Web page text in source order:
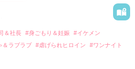
いたくないと思っていた哲平に
す。
てしまった。
＆社長 #身ごもり＆妊娠 #イケメン
＆ラブラブ #虐げられヒロイン
#ワンナイト